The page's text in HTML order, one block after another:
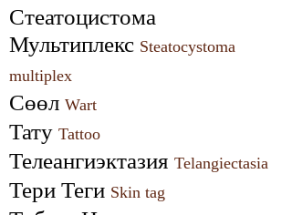
Стеатоцистома
Мультиплекс Steatocystoma
multiplex
Сөөл Wart
Тату Tattoo
Телеангиэктазия Telangiectasia
Тери Теги Skin tag